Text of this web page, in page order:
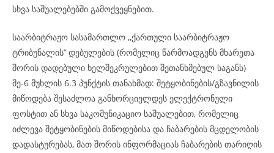
სხვა საშუალებებში გამოქვეყნებით.
საარბიტრაჟო სასამართლო ,,ქართული საარბიტრაჟო
ტრიბუნალის’’ დებულების (რომელიც წარმოადგენს მხარეთა
შორის დადებული ხელშეკრულებით შეთანხმებულ საგანს)
მე-6 მუხლის 6.3 პუნქტის თანახმად: შეტყობინების/გზავნილის
მიწოდება შესაძლოა განხორციელდეს ელექტრონული
ფოსტით ან სხვა საკომუნიკაციო საშუალებით, რომელიც
იძლევა შეტყობინების მიწოდებისა და ჩაბარების მცდელობის
დადასტურებას, მათ შორის ინფორმაციას ჩაბარების თარიღის